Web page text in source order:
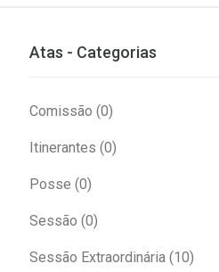
Atas - Categorias
Comissão (0)
Itinerantes (0)
Posse (0)
Sessão (0)
Sessão Extraordinária (10)